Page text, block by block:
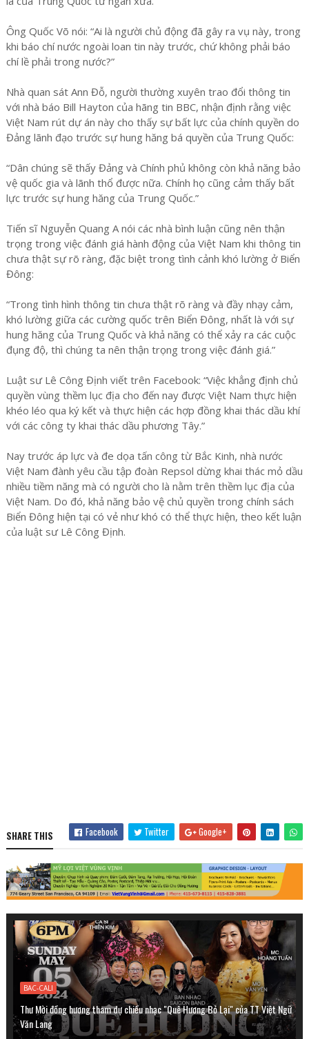
Ông Quốc Võ nói: “Ai là người chủ động đã gây ra vụ này, trong
khi báo chí nước ngoài loan tin này trước, chứ không phải báo
chí lề phải trong nước?”
Nhà quan sát Ann Đỗ, người thường xuyên trao đổi thông tin
với nhà báo Bill Hayton của hãng tin BBC, nhận định rằng việc
Việt Nam rút dự án này cho thấy sự bất lực của chính quyền do
Đảng lãnh đạo trước sự hung hăng bá quyền của Trung Quốc:
“Dân chúng sẽ thấy Đảng và Chính phủ không còn khả năng bảo
vệ quốc gia và lãnh thổ được nữa. Chính họ cũng cảm thấy bất
lực trước sự hung hăng của Trung Quốc.”
Tiến sĩ Nguyễn Quang A nói các nhà bình luận cũng nên thận
trọng trong việc đánh giá hành động của Việt Nam khi thông tin
chưa thật sự rõ ràng, đặc biệt trong tình cảnh khó lường ở Biển
Đông:
“Trong tình hình thông tin chưa thật rõ ràng và đầy nhạy cảm,
khó lường giữa các cường quốc trên Biển Đông, nhất là với sự
hung hăng của Trung Quốc và khả năng có thể xảy ra các cuộc
đụng độ, thì chúng ta nên thận trọng trong việc đánh giá.”
Luật sư Lê Công Định viết trên Facebook: “Việc khẳng định chủ
quyền vùng thềm lục địa cho đến nay được Việt Nam thực hiện
khéo léo qua ký kết và thực hiện các hợp đồng khai thác dầu khí
với các công ty khai thác dầu phương Tây.”
Nay trước áp lực và đe dọa tấn công từ Bắc Kinh, nhà nước
Việt Nam đành yêu cầu tập đoàn Repsol dừng khai thác mỏ dầu
nhiều tiềm năng mà có người cho là nằm trên thềm lục địa của
Việt Nam. Do đó, khả năng bảo vệ chủ quyền trong chính sách
Biển Đông hiện tại có vẻ như khó có thể thực hiện, theo kết luận
của luật sư Lê Công Định.
SHARE THIS Facebook Twitter Google+
BAC-CALI
Thư Mời đồng hương tham dự chiều nhạc "Quê Hương Bỏ Lại" của TT Việt Ngữ
Văn Lang